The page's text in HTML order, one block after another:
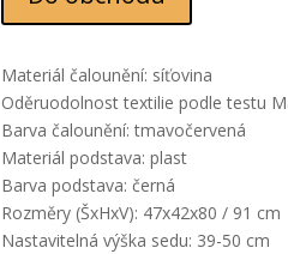
Materiál čalounění: síťovina
Oděruodolnost textilie podle testu
Barva čalounění: tmavočervená
Materiál podstava: plast
Barva podstava: černá
Rozměry (ŠxHxV): 47x42x80 / 91 cm
Nastavitelná výška sedu: 39-50 cm